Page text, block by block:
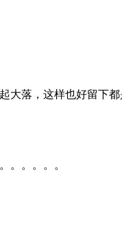
落，这样也好留下
。。。。。